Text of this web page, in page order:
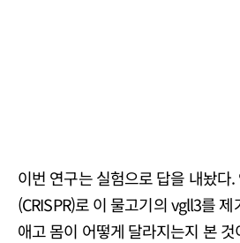
이번 연구는 실험으로 답을 내놨다
(CRISPR)로 이 물고기의 vgll3를
애고 몸이 어떻게 달라지는지 본 것